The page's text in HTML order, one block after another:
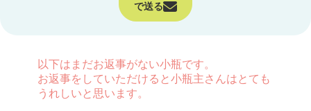
で送る
以下はまだお返事がない小瓶です。
お返事をしていただけると小瓶主さんはとても
うれしいと思います。